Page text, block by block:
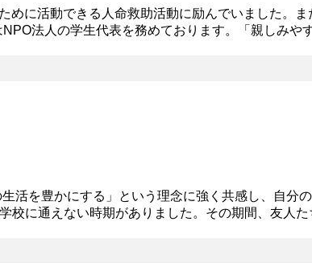
めに活動できる人命救助活動に励んでいました。
法人の学生代表を務めております。「親しみや
活を豊かにする」という理念に強く共感し、自分
に通えない時期がありました。その期間、友人た